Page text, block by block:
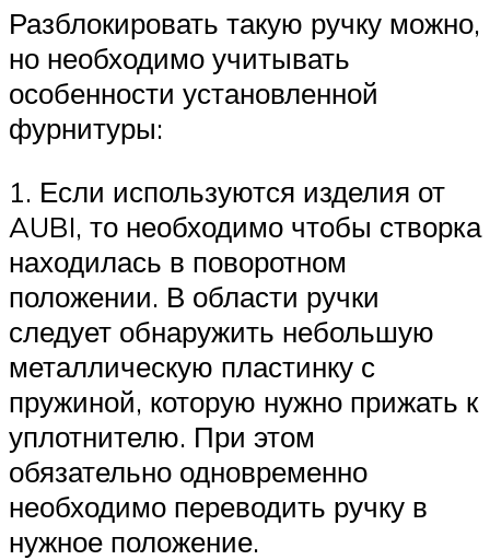
Разблокировать такую ручку можно,
но необходимо учитывать
особенности установленной
фурнитуры:
1. Если используются изделия от
AUBI, то необходимо чтобы створка
находилась в поворотном
положении. В области ручки
следует обнаружить небольшую
металлическую пластинку с
пружиной, которую нужно прижать к
уплотнителю. При этом
обязательно одновременно
необходимо переводить ручку в
нужное положение.